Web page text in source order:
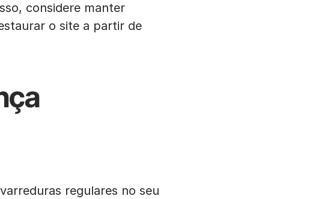
considere manter
o site a partir de
regulares no seu